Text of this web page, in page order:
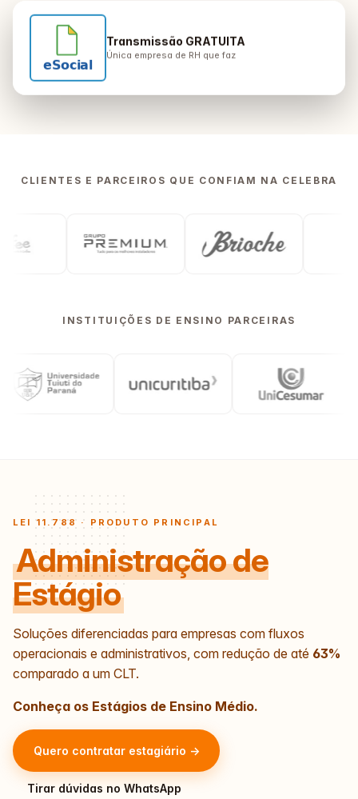
Transmissão GRATUITA
Única empresa de RH que faz
CLIENTES E PARCEIROS QUE CONFIAM NA CELEBRA
INSTITUIÇÕES DE ENSINO PARCEIRAS
LEI 11.788 · PRODUTO PRINCIPAL
Administração de
Estágio
Soluções diferenciadas para empresas com fluxos
operacionais e administrativos, com redução de até 63%
comparado a um CLT.
Conheça os Estágios de Ensino Médio.
Quero contratar estagiário →
Tirar dúvidas no WhatsApp